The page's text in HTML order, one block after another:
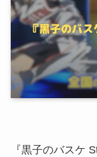
『黒子のバスケ